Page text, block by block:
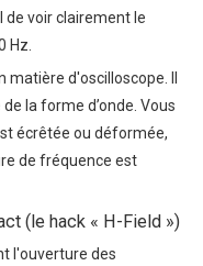
voir clairement le
Hz.
d'oscilloscope. Il
la forme d’onde. Vous
écrêtée ou déformée,
de fréquence est
(le hack « H-Field »)
l'ouverture des